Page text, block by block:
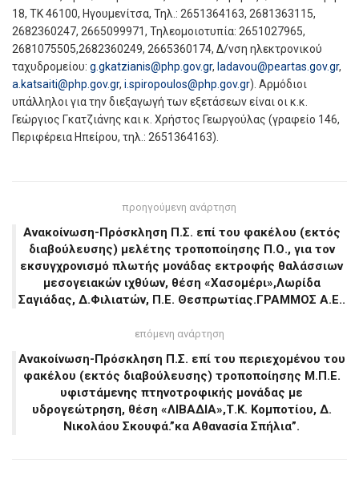
18, ΤΚ 46100, Ηγουμενίτσα, Τηλ.: 2651364163, 2681363115,
2682360247, 2665099971, Τηλεομοιοτυπία: 2651027965,
2681075505,2682360249, 2665360174, Δ/νση ηλεκτρονικού
ταχυδρομείου: g.gkatzianis@php.gov.gr, ladavou@peartas.gov.gr,
a.katsaiti@php.gov.gr, i.spiropoulos@php.gov.gr). Αρμόδιοι
υπάλληλοι για την διεξαγωγή των εξετάσεων είναι οι κ.κ.
Γεώργιος Γκατζιάνης και κ. Χρήστος Γεωργούλας (γραφείο 146,
Περιφέρεια Ηπείρου, τηλ.: 2651364163).
προηγούμενη ανάρτηση
Ανακοίνωση-Πρόσκληση Π.Σ. επί του φακέλου (εκτός
διαβούλευσης) μελέτης τροποποίησης Π.Ο., για τον
εκσυγχρονισμό πλωτής μονάδας εκτροφής θαλάσσιων
μεσογειακών ιχθύων, θέση «Χασομέρι»,Λωρίδα
Σαγιάδας, Δ.Φιλιατών, Π.Ε. Θεσπρωτίας.ΓΡΑΜΜΟΣ Α.Ε..
επόμενη ανάρτηση
Ανακοίνωση-Πρόσκληση Π.Σ. επί του περιεχομένου του
φακέλου (εκτός διαβούλευσης) τροποποίησης Μ.Π.Ε.
υφιστάμενης πτηνοτροφικής μονάδας με
υδρογεώτρηση, θέση «ΛΙΒΑΔΙΑ»,Τ.Κ. Κομποτίου, Δ.
Νικολάου Σκουφά.”κα Αθανασία Σπήλια”.